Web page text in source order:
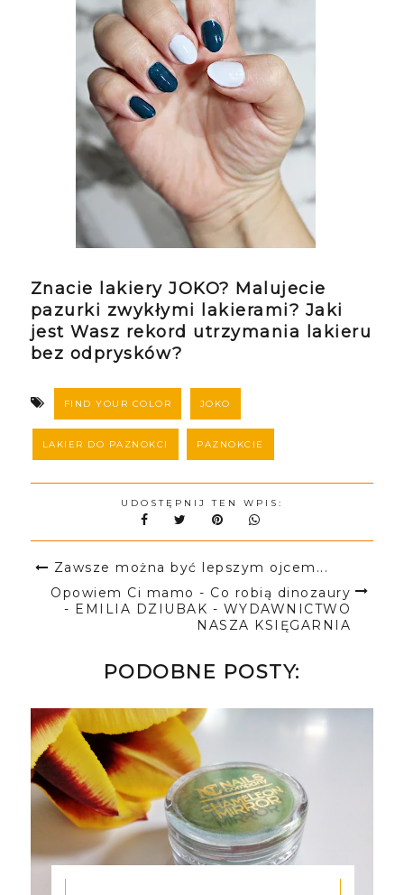
Znacie lakiery JOKO? Malujecie
pazurki zwykłymi lakierami? Jaki
jest Wasz rekord utrzymania lakieru
bez odprysków?
FIND YOUR COLOR JOKO
LAKIER DO PAZNOKCI PAZNOKCIE
UDOSTĘPNIJ TEN WPIS:
Zawsze można być lepszym ojcem...
Opowiem Ci mamo - Co robią dinozaury
- EMILIA DZIUBAK - WYDAWNICTWO
NASZA KSIĘGARNIA
PODOBNE POSTY: